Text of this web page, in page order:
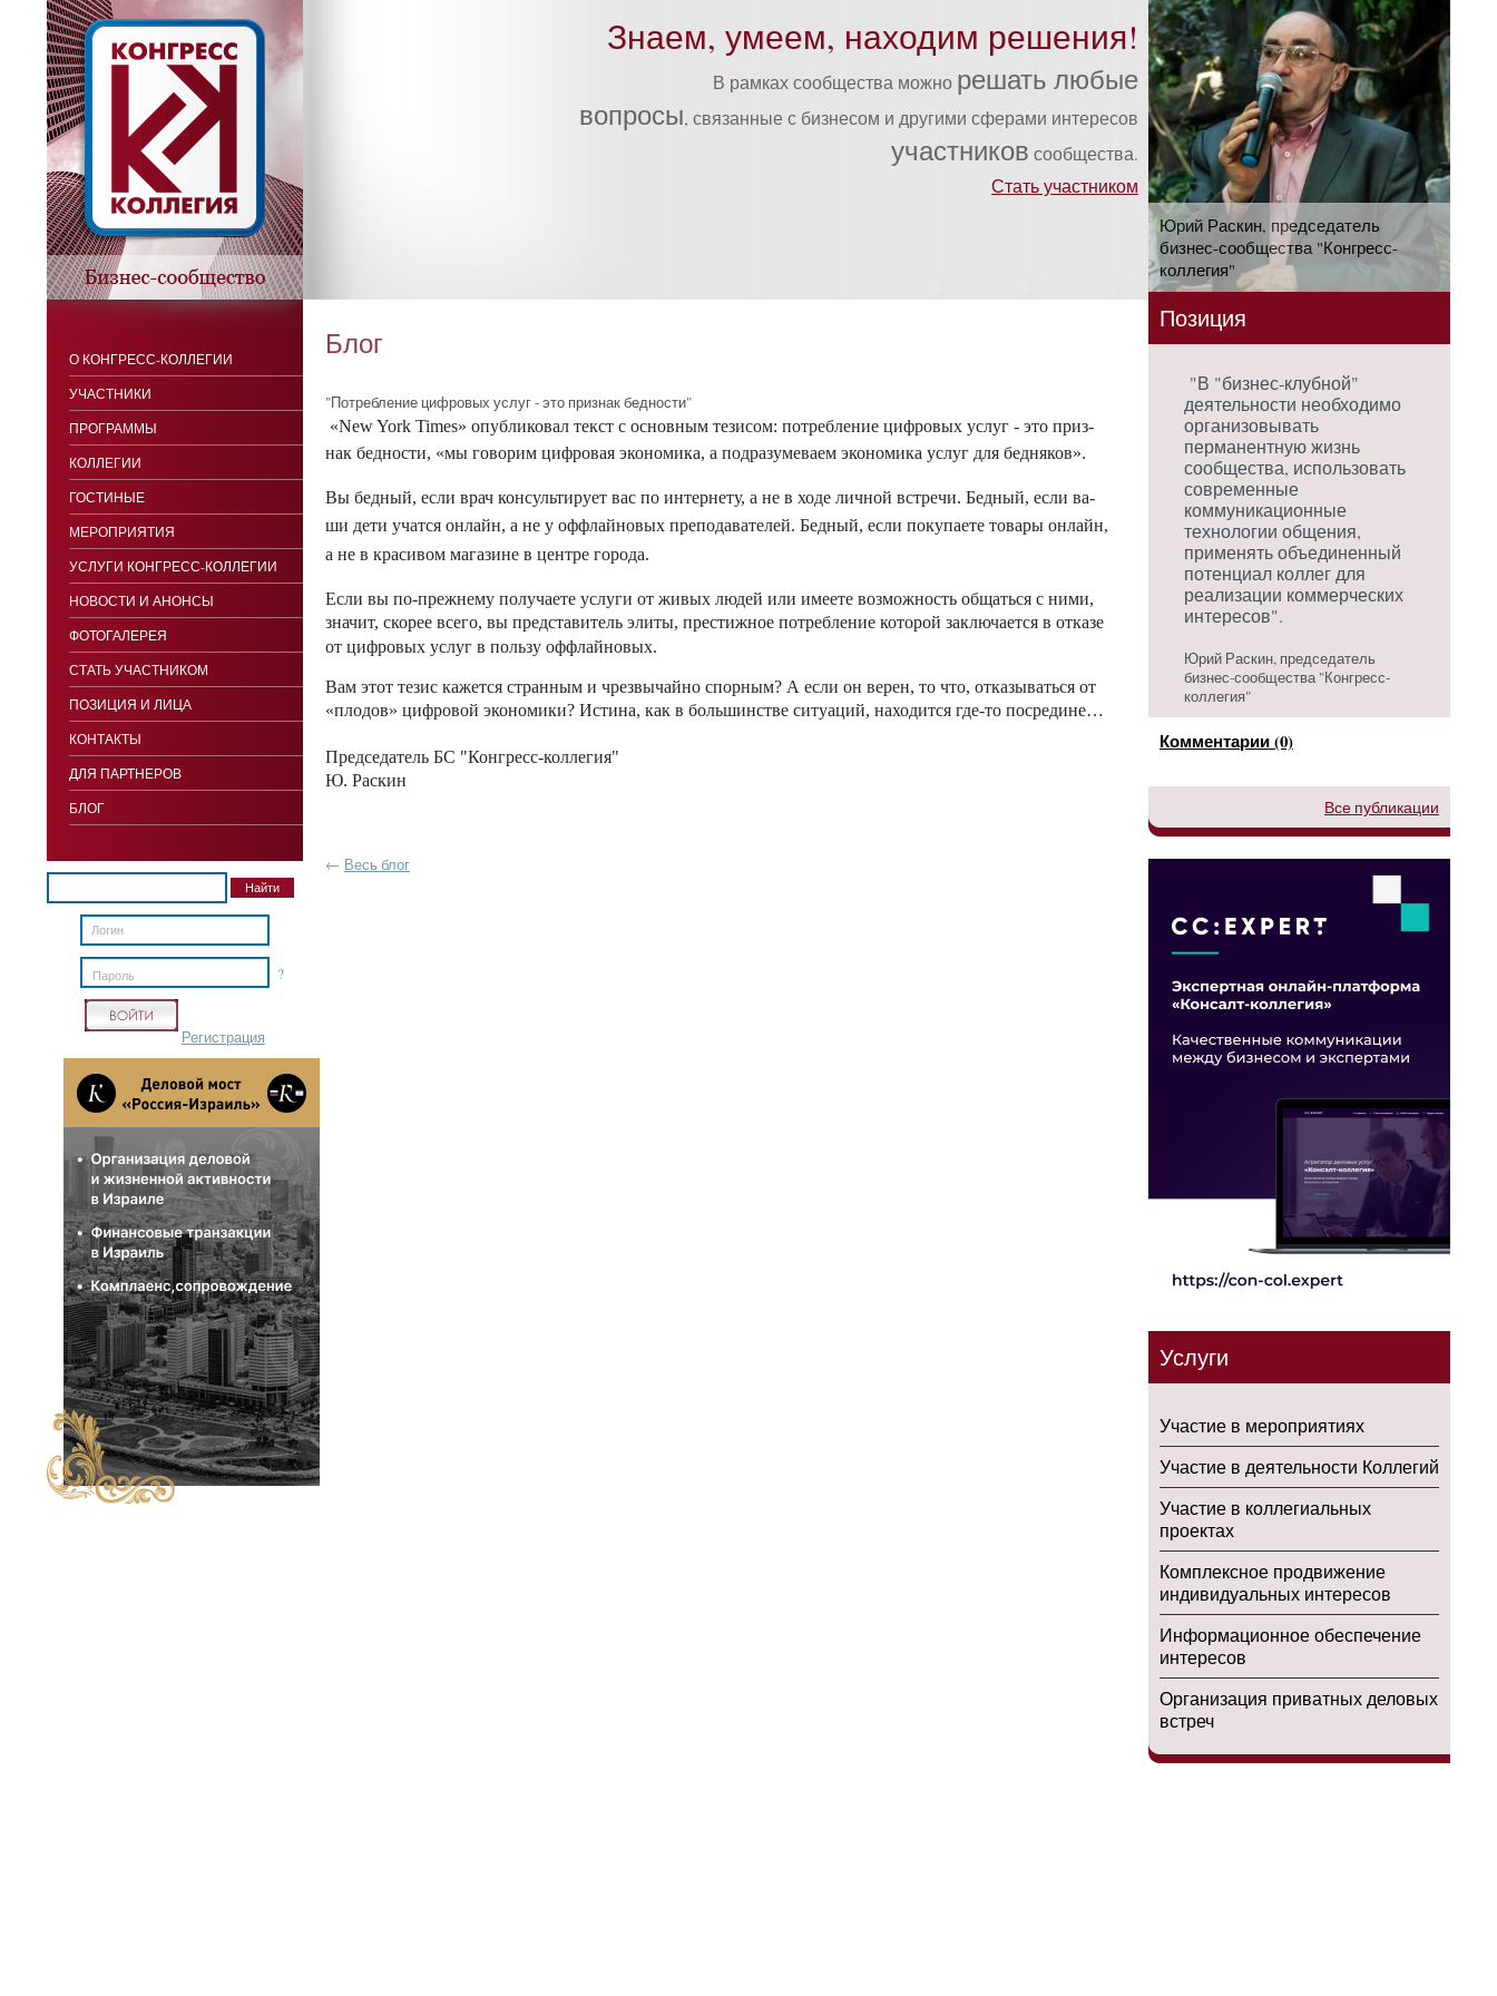
Знаем, умеем, находим решения!
В рамках сообщества можно решать любые
вопросы, связанные с бизнесом и другими сферами интересов
участников сообщества.
Стать участником
Блог
"Пот­ребле­ние циф­ро­вых ус­луг - это приз­нак бед­ности"
«New York Times» опуб­ли­ковал текст с ос­новным те­зисом: пот­ребле­ние циф­ро­вых ус­луг - это приз­
нак бед­ности, «мы го­ворим циф­ро­вая эко­номи­ка, а под­ра­зуме­ва­ем эко­номи­ка ус­луг для бед­ня­ков».
Вы бед­ный, ес­ли врач кон­суль­ти­ру­ет вас по ин­терне­ту, а не в хо­де лич­ной встре­чи. Бед­ный, ес­ли ва­
ши де­ти учат­ся он­лайн, а не у оф­флай­но­вых пре­пода­вате­лей. Бед­ный, ес­ли по­купа­ете то­вары он­лайн,
а не в кра­сивом ма­гази­не в цен­тре го­рода.
Ес­ли вы по-преж­не­му по­луча­ете ус­лу­ги от жи­вых лю­дей или име­ете воз­можность об­щать­ся с ни­ми,
зна­чит, ско­рее все­го, вы пред­ста­витель эли­ты, прес­тижное пот­ребле­ние ко­торой зак­лю­ча­ет­ся в от­ка­зе
от циф­ро­вых ус­луг в поль­зу оф­флай­но­вых.
Вам этот те­зис ка­жет­ся стран­ным и чрез­вы­чай­но спор­ным? А ес­ли он ве­рен, то что, от­ка­зывать­ся от
«пло­дов» циф­ро­вой эко­номи­ки? Ис­ти­на, как в боль­шинс­тве си­ту­аций, на­ходит­ся где-то пос­ре­дине…
Пред­се­датель БС "Кон­гресс-кол­ле­гия"
Ю. Рас­кин
← Весь блог
О КОНГРЕСС-КОЛЛЕГИИ
УЧАСТНИКИ
ПРОГРАММЫ
КОЛЛЕГИИ
ГОСТИНЫЕ
МЕРОПРИЯТИЯ
УСЛУГИ КОНГРЕСС-КОЛЛЕГИИ
НОВОСТИ И АНОНСЫ
ФОТОГАЛЕРЕЯ
СТАТЬ УЧАСТНИКОМ
ПОЗИЦИЯ И ЛИЦА
КОНТАКТЫ
ДЛЯ ПАРТНЕРОВ
БЛОГ
?
Пароль
Регистрация
Юрий Раскин, председатель
бизнес-сообщества "Конгресс-
коллегия"
Позиция
"В "бизнес-клубной"
деятельности необходимо
организовывать
перманентную жизнь
сообщества, использовать
современные
коммуникационные
технологии общения,
применять объединенный
потенциал коллег для
реализации коммерческих
интересов".
Юрий Раскин, председатель
бизнес-сообщества "Конгресс-
коллегия"
Комментарии (0)
Все публикации
Услуги
Участие в мероприятиях
Участие в деятельности Коллегий
Участие в коллегиальных
проектах
Комплексное продвижение
индивидуальных интересов
Информационное обеспечение
интересов
Организация приватных деловых
встреч